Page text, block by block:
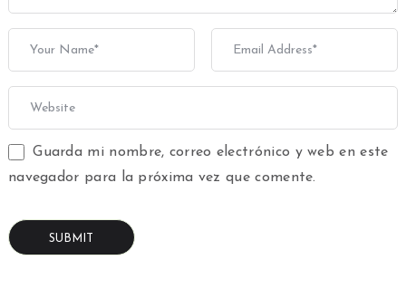
Guarda mi nombre, correo electrónico y web en este
navegador para la próxima vez que comente.